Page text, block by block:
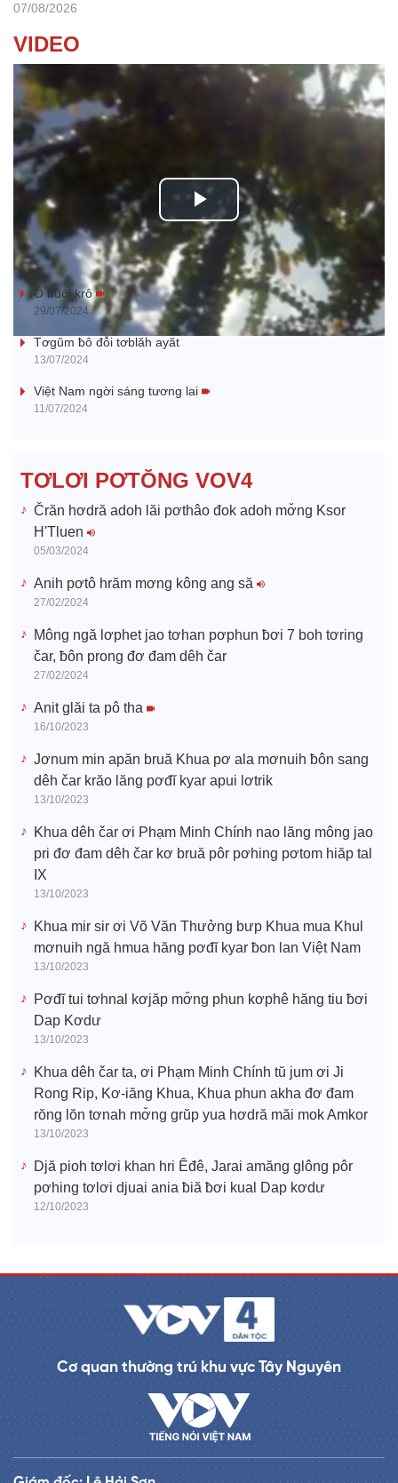
07/08/2026
VIDEO
P
l
a
y
e
Klêi mtă mtăn kơ jih jang
Ŏ buôi krô
29/07/2024
Tơgŭm ƀô đô̆i tơblăh ayăt
13/07/2024
Việt Nam ngời sáng tương lai
11/07/2024
TƠLƠI PƠTŎNG VOV4
Črăn hơdră adoh lăi pơthâo đok adoh mơ̆ng Ksor
H'Tluen
05/03/2024
Anih pơtô hrăm mơng kông ang să
27/02/2024
Mông ngă lơphet jao tơhan pơphun ƀơi 7 boh tơring
čar, ƀôn prong đơ đam dêh čar
27/02/2024
Anit glăi ta pô tha
16/10/2023
Jơnum min apăn bruă Khua pơ ala mơnuih ƀôn sang
dêh čar krăo lăng pơđĭ kyar apui lơtrik
13/10/2023
Khua dêh čar ơi Phạm Minh Chính nao lăng mông jao
pri đơ đam dêh čar kơ bruă pôr pơhing pơtom hiăp tal
IX
13/10/2023
Khua mir sir ơi Võ Văn Thưởng bưp Khua mua Khul
mơnuih ngă hmua hăng pơđĭ kyar ƀon lan Việt Nam
13/10/2023
Pơđĭ tui tơhnal kơjăp mơ̆ng phun kơphê hăng tiu ƀơi
Dap Kơdư
13/10/2023
Khua dêh čar ta, ơi Phạm Minh Chính tŭ jum ơi Ji
Rong Rip, Kơ-iăng Khua, Khua phun akha đơ đam
rŏng lŏn tơnah mơ̆ng grŭp yua hơdră măi mok Amkor
13/10/2023
Djă pioh tơlơi khan hri Êđê, Jarai amăng glông pôr
pơhing tơlơi djuai ania ƀiă ƀơi kual Dap kơdư
12/10/2023
Cơ quan thường trú khu vực Tây Nguyên